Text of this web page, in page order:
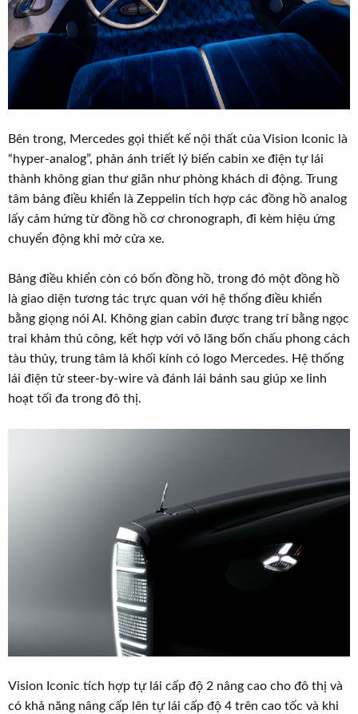
Bên trong, Mercedes gọi thiết kế nội thất của Vision Iconic là
“hyper-analog”, phản ánh triết lý biến cabin xe điện tự lái
thành không gian thư giãn như phòng khách di động. Trung
tâm bảng điều khiển là Zeppelin tích hợp các đồng hồ analog
lấy cảm hứng từ đồng hồ cơ chronograph, đi kèm hiệu ứng
chuyển động khi mở cửa xe.
Bảng điều khiển còn có bốn đồng hồ, trong đó một đồng hồ
là giao diện tương tác trực quan với hệ thống điều khiển
bằng giọng nói AI. Không gian cabin được trang trí bằng ngọc
trai khảm thủ công, kết hợp với vô lăng bốn chấu phong cách
tàu thủy, trung tâm là khối kính có logo Mercedes. Hệ thống
lái điện tử steer-by-wire và đánh lái bánh sau giúp xe linh
hoạt tối đa trong đô thị.
Vision Iconic tích hợp tự lái cấp độ 2 nâng cao cho đô thị và
có khả năng nâng cấp lên tự lái cấp độ 4 trên cao tốc và khi